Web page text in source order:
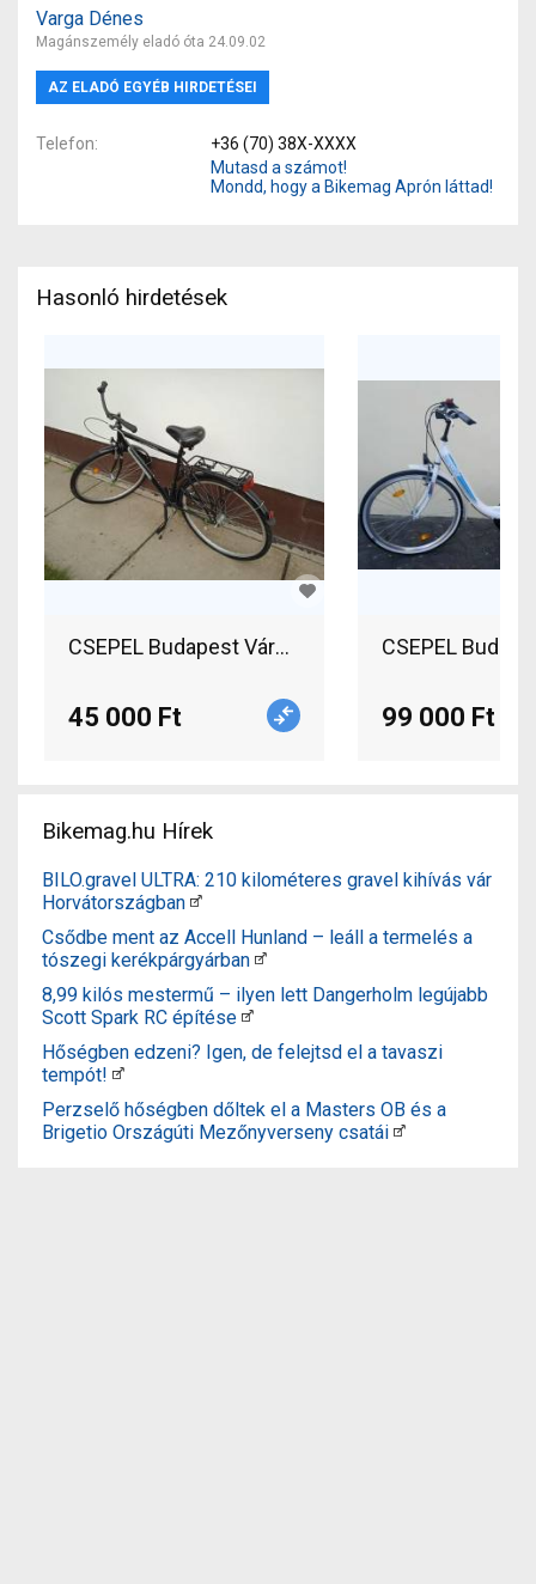
Varga Dénes
Magánszemély eladó óta 24.09.02
AZ ELADÓ EGYÉB HIRDETÉSEI
Telefon
+36 (70) 38X-XXXX
Mutasd a számot!
Mondd, hogy a Bikemag Aprón láttad!
Hasonló hirdetések
CSEPEL Budapest Városi / Cruiser kontra
45 000 Ft
CSEPEL
99 000 Ft
Bikemag.hu Hírek
BILO.gravel ULTRA: 210 kilométeres gravel kihívás vár
Horvátországban
Csődbe ment az Accell Hunland – leáll a termelés a
tószegi kerékpárgyárban
8,99 kilós mestermű – ilyen lett Dangerholm legújabb
Scott Spark RC építése
Hőségben edzeni? Igen, de felejtsd el a tavaszi
tempót!
Perzselő hőségben dőltek el a Masters OB és a
Brigetio Országúti Mezőnyverseny csatái